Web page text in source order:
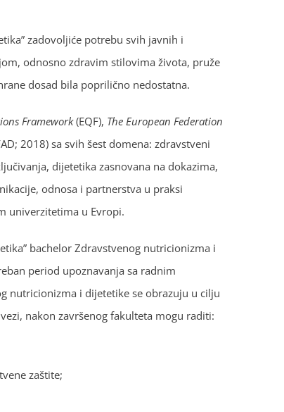
zadovoljiće potrebu svih javnih i
odnosno zdravim stilovima života, pruže
dosad bila poprilično nedostatna.
Framework(EQF), The European Federation
2018) sa svih šest domena: zdravstveni
dijetetika zasnovana na dokazima,
odnosa i partnerstva u praksi
univerzitetima u Evropi.
bachelor Zdravstvenog nutricionizma i
period upoznavanja sa radnim
nutricionizma i dijetetike se obrazuju u cilju
nakon završenog fakulteta mogu raditi:
zaštite;